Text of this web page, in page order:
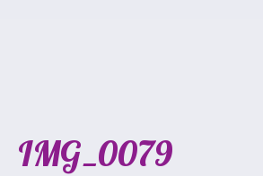
IMG_0079